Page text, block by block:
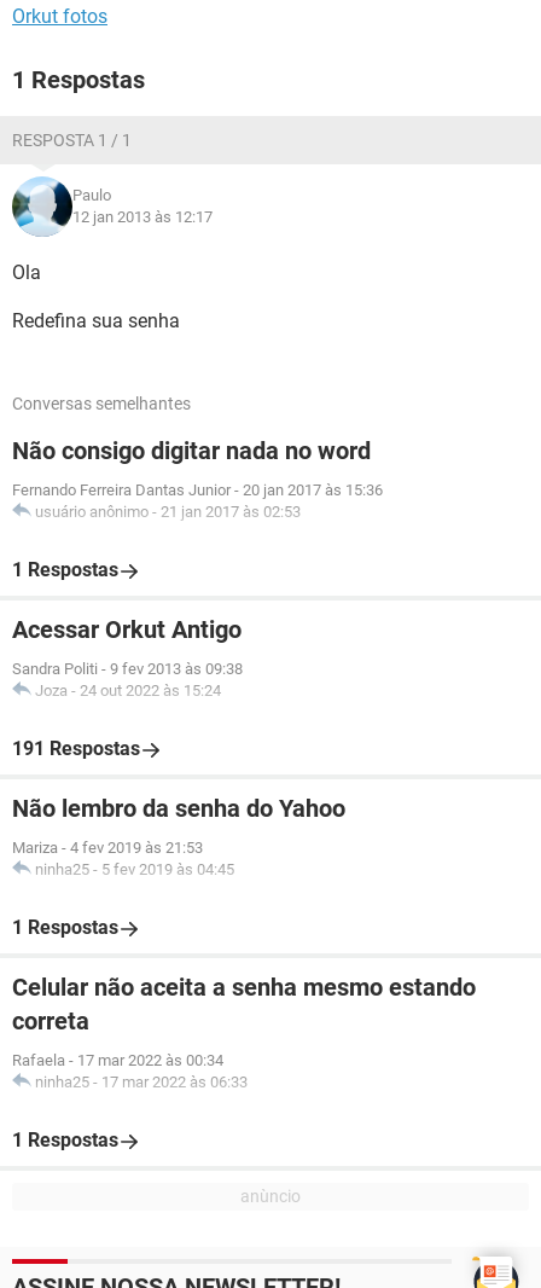
Orkut fotos
1 Respostas
RESPOSTA 1 / 1
Paulo
12 jan 2013 às 12:17
Ola
Redefina sua senha
Conversas semelhantes
Não consigo digitar nada no word
Fernando Ferreira Dantas Junior - 20 jan 2017 às 15:36
usuário anônimo - 21 jan 2017 às 02:53
1 Respostas
Acessar Orkut Antigo
Sandra Politi - 9 fev 2013 às 09:38
Joza - 24 out 2022 às 15:24
191 Respostas
Não lembro da senha do Yahoo
Mariza - 4 fev 2019 às 21:53
ninha25 - 5 fev 2019 às 04:45
1 Respostas
Celular não aceita a senha mesmo estando
correta
Rafaela - 17 mar 2022 às 00:34
ninha25 - 17 mar 2022 às 06:33
1 Respostas